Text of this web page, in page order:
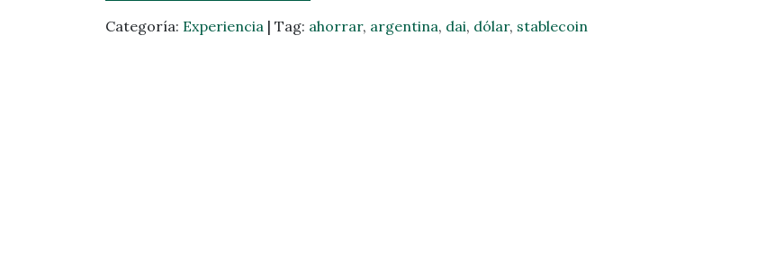
Categoría: Experiencia | Tag: ahorrar, argentina, dai, dólar, stablecoin